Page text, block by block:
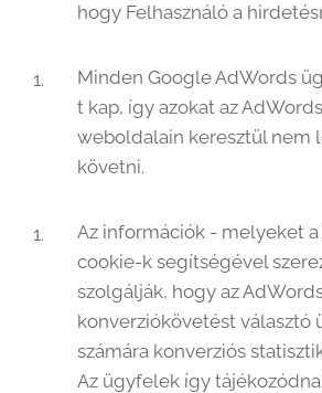
hogy Felhasználó a
Minden Google AdWords
t kap, így azokat az
weboldalain keresztül nem
követni.
Az információk - melyeket
cookie-k segítségével
szolgálják, hogy az
konverziókövetést választó
számára konverziós
Az ügyfelek így